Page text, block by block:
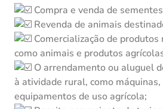
Compra e venda de
Revenda de animais
Comercialização de
como animais e produtos
O arrendamento ou aluguel
à atividade rural, como
equipamentos de uso agrícola;